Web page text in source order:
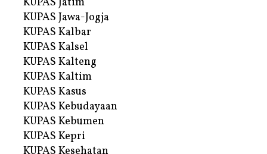
KUPAS Jawa-Jogja
KUPAS Kalbar
KUPAS Kalsel
KUPAS Kalteng
KUPAS Kaltim
KUPAS Kasus
KUPAS Kebudayaan
KUPAS Kebumen
KUPAS Kepri